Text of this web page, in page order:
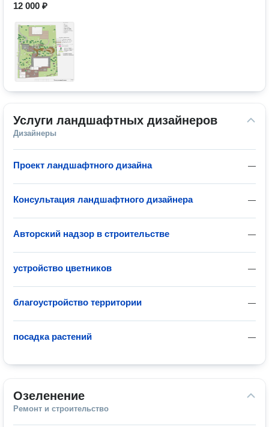
12 000 ₽
Услуги ландшафтных дизайнеров
Дизайнеры
—
Проект ландшафтного дизайна
—
Консультация ландшафтного дизайнера
—
Авторский надзор в строительстве
—
устройство цветников
—
благоустройство территории
—
посадка растений
Озеленение
Ремонт и строительство